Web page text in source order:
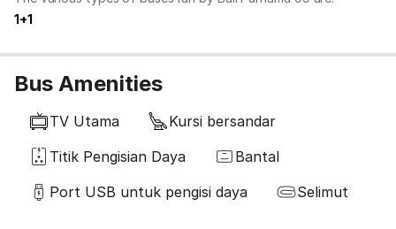
1+1
Bus Amenities
TV Utama
Kursi bersandar
Titik Pengisian Daya
Bantal
Port USB untuk pengisi daya
Selimut